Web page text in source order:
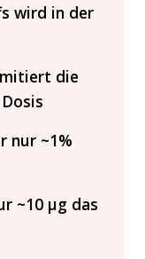
wird in der
die
nur ~1%
~10 µg das